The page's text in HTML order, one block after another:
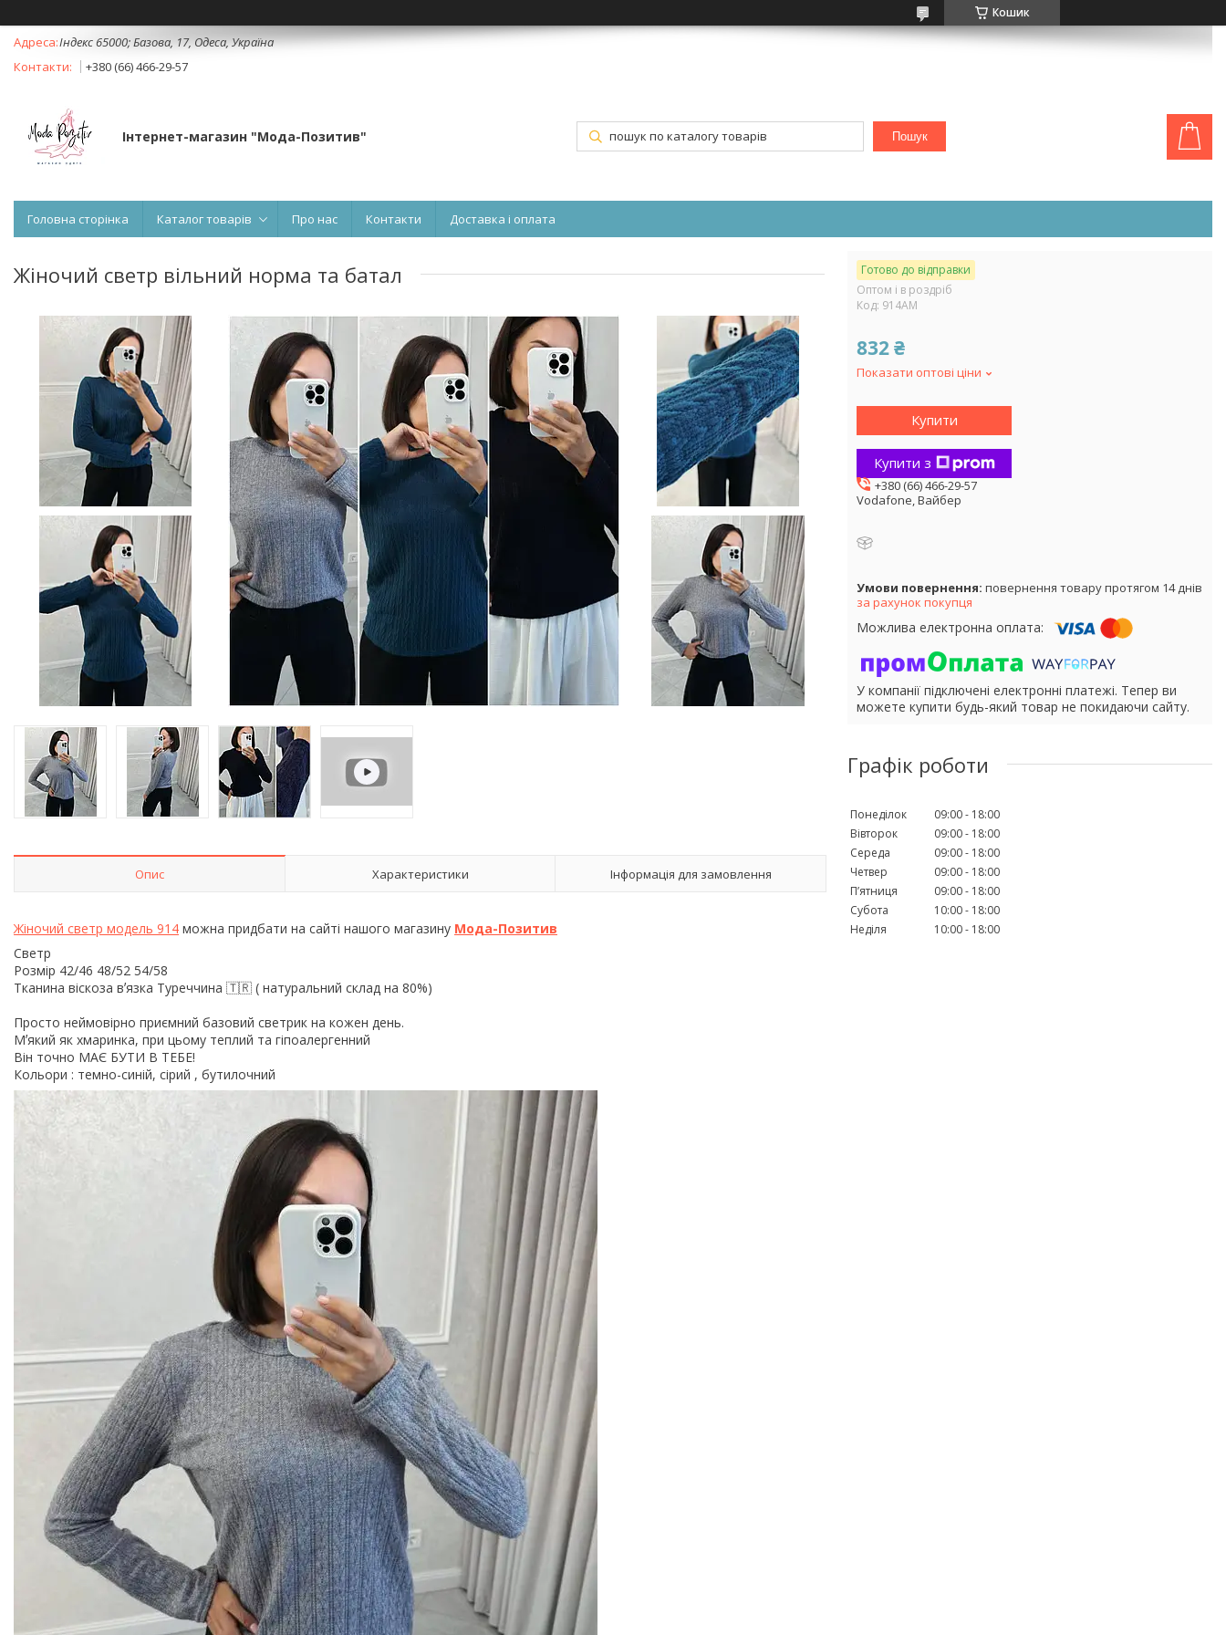
Кошик
Індекс 65000; Базова, 17, Одеса, Україна
+380 (66) 466-29-57
Інтернет-магазин "Мода-Позитив" Пошук
Головна сторінка Каталог товарів Про нас Контакти Доставка і оплата
Жіночий светр вільний норма та батал
Опис Характеристики Інформація для замовлення
Жіночий светр модель 914 можна придбати на сайті нашого магазину Мода-Позитив
Светр
Розмір 42/46 48/52 54/58
Тканина віскоза вʼязка Туреччина 🇹🇷 ( натуральний склад на 80%)
Просто неймовірно приємний базовий светрик на кожен день.
Мʼякий як хмаринка, при цьому теплий та гіпоалергенний
Він точно МАЄ БУТИ В ТЕБЕ!
Кольори : темно-синій, сірий , бутилочний
Готово до відправки
Оптом і в роздріб
Код: 914АМ
832 ₴
Показати оптові ціни
Купити
Купити з
+380 (66) 466-29-57
Vodafone, Вайбер
повернення товару протягом 14 днів
за рахунок покупця
У компанії підключені електронні платежі. Тепер ви
можете купити будь-який товар не покидаючи сайту.
Графік роботи
Понеділок 09:00
18:00
Вівторок
09:00
18:00
Середа
09:00
18:00
Четвер
09:00
18:00
Пʼятниця
09:00
18:00
Субота
10:00
18:00
Неділя
10:00 18:00